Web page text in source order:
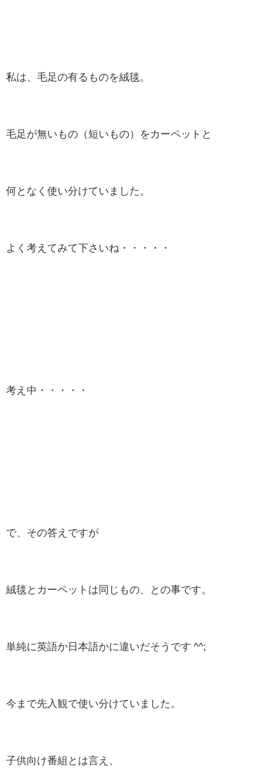
私は、毛足の有るものを絨毯。
毛足が無いもの（短いもの）をカーペットと
何となく使い分けていました。
よく考えてみて下さいね・・・・・
考え中・・・・・
で、その答えですが
絨毯とカーペットは同じもの、との事です。
単純に英語か日本語かに違いだそうです ^^;
今まで先入観で使い分けていました。
子供向け番組とは言え、